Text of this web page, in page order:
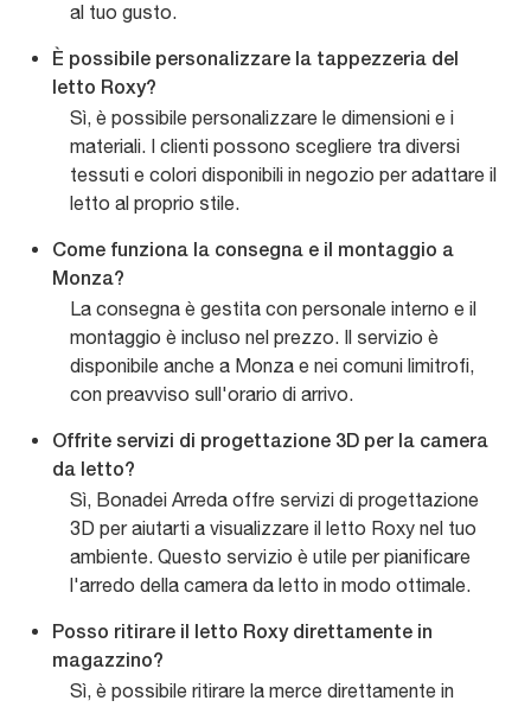
al tuo gusto.
È possibile personalizzare la tappezzeria del
letto Roxy?
Sì, è possibile personalizzare le dimensioni e i
materiali. I clienti possono scegliere tra diversi
tessuti e colori disponibili in negozio per adattare il
letto al proprio stile.
Come funziona la consegna e il montaggio a
Monza?
La consegna è gestita con personale interno e il
montaggio è incluso nel prezzo. Il servizio è
disponibile anche a Monza e nei comuni limitrofi,
con preavviso sull'orario di arrivo.
Offrite servizi di progettazione 3D per la camera
da letto?
Sì, Bonadei Arreda offre servizi di progettazione
3D per aiutarti a visualizzare il letto Roxy nel tuo
ambiente. Questo servizio è utile per pianificare
l'arredo della camera da letto in modo ottimale.
Posso ritirare il letto Roxy direttamente in
magazzino?
Sì, è possibile ritirare la merce direttamente in